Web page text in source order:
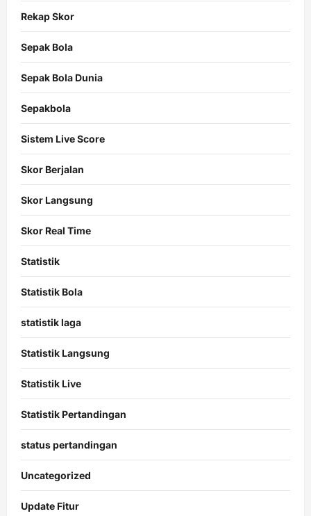
Rekap Skor
Sepak Bola
Sepak Bola Dunia
Sepakbola
Sistem Live Score
Skor Berjalan
Skor Langsung
Skor Real Time
Statistik
Statistik Bola
statistik laga
Statistik Langsung
Statistik Live
Statistik Pertandingan
status pertandingan
Uncategorized
Update Fitur